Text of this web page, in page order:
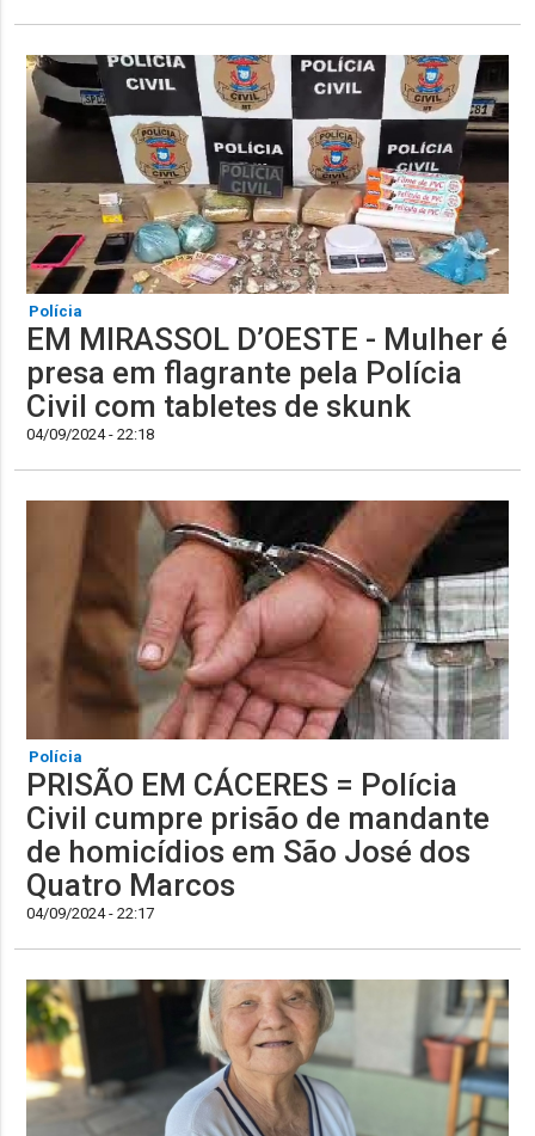
Polícia
EM MIRASSOL D’OESTE - Mulher é
presa em flagrante pela Polícia
Civil com tabletes de skunk
04/09/2024 - 22:18
Polícia
PRISÃO EM CÁCERES = Polícia
Civil cumpre prisão de mandante
de homicídios em São José dos
Quatro Marcos
04/09/2024 - 22:17